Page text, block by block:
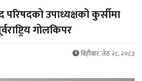
परिषदको उपाध्यक्षको कुर्सीमा
गोलकिपर
बिहीबार, जेठ २८, २०८३